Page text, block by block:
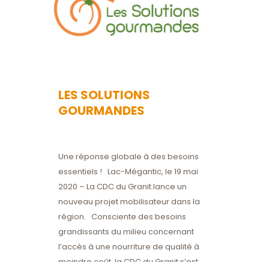
LES SOLUTIONS
GOURMANDES
Une réponse globale à des besoins
essentiels ! Lac-Mégantic, le 19 mai
2020 – La CDC du Granit lance un
nouveau projet mobilisateur dans la
région. Consciente des besoins
grandissants du milieu concernant
l’accès à une nourriture de qualité à